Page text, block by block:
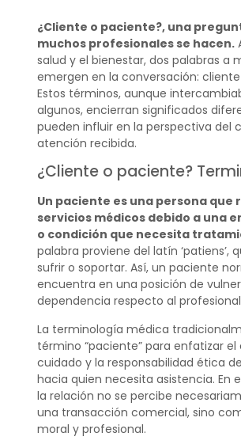
¿Cliente o paciente?, una
muchos profesionales se hacen.
salud y el bienestar, dos palabras a
emergen en la conversación:
Estos términos, aunque
algunos, encierran significados
pueden influir en la perspectiva del
atención recibida.
¿Cliente o paciente?
Un paciente es una persona que
servicios médicos debido a una
o condición que necesita
palabra proviene del latín ‘patiens’,
sufrir o soportar. Así, un paciente
encuentra en una posición de
dependencia respecto al
La terminología médica
término “paciente” para enfatizar
cuidado y la responsabilidad ética
hacia quien necesita asistencia. En
la relación no se percibe
una transacción comercial, sino
moral y profesional.